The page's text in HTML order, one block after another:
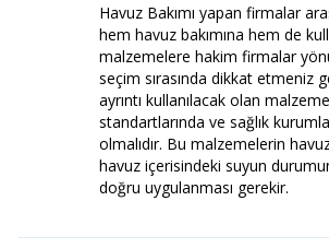
Havuz Bakımı yapan firmalar
hem havuz bakımına hem de
malzemelere hakim firmalar
seçim sırasında dikkat etmeniz
ayrıntı kullanılacak olan
standartlarında ve sağlık
olmalıdır. Bu malzemelerin
havuz içerisindeki suyun
doğru uygulanması gerekir.